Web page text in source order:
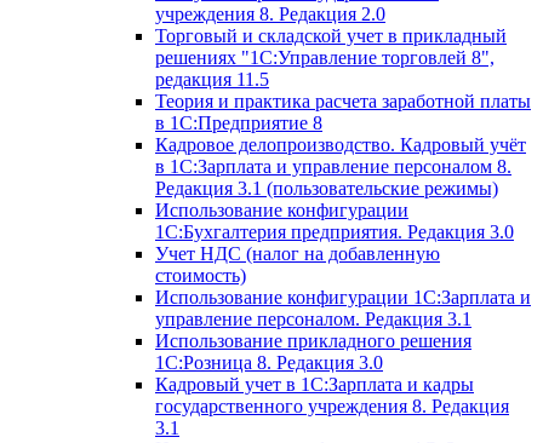
учреждения 8. Редакция 2.0
Торговый и складской учет в прикладный
решениях "1С:Управление торговлей 8",
редакция 11.5
Теория и практика расчета заработной платы
в 1С:Предприятие 8
Кадровое делопроизводство. Кадровый учёт
в 1С:Зарплата и управление персоналом 8.
Редакция 3.1 (пользовательские режимы)
Использование конфигурации
1С:Бухгалтерия предприятия. Редакция 3.0
Учет НДС (налог на добавленную
стоимость)
Использование конфигурации 1С:Зарплата и
управление персоналом. Редакция 3.1
Использование прикладного решения
1С:Розница 8. Редакция 3.0
Кадровый учет в 1С:Зарплата и кадры
государственного учреждения 8. Редакция
3.1